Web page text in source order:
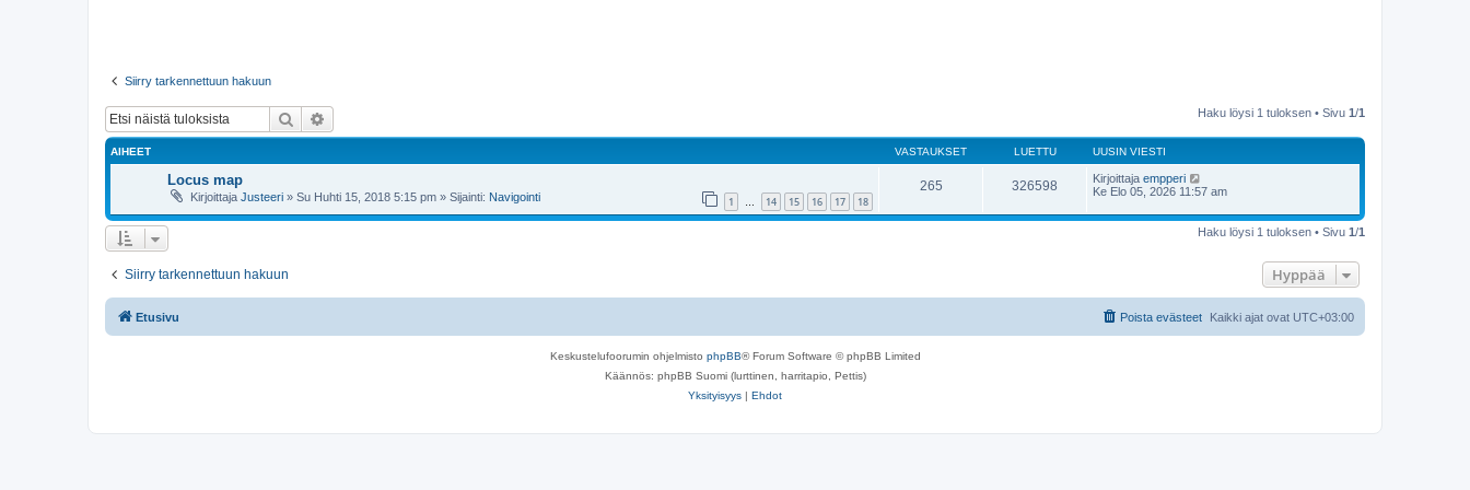
Siirry tarkennettuun hakuun
Etsi Haku löysi 1 tuloksen • Sivu 1/1
AIHEET VASTAUKSET LUETTU UUSIN VIESTI
Locus map
Kirjoittaja Justeeri » Su Huhti 15, 2018 5:15 pm » Sijainti: Navigointi 1 … 14 15 16 17 18
265 326598 Kirjoittaja empperi
Ke Elo 05, 2026 11:57 am
Haku löysi 1 tuloksen • Sivu 1/1
Siirry tarkennettuun hakuun Hyppää
Etusivu Kaikki ajat ovat UTC+03:00
Poista evästeet
Keskustelufoorumin ohjelmisto phpBB® Forum Software © phpBB Limited
Käännös: phpBB Suomi (lurttinen, harritapio, Pettis)
Yksityisyys | Ehdot